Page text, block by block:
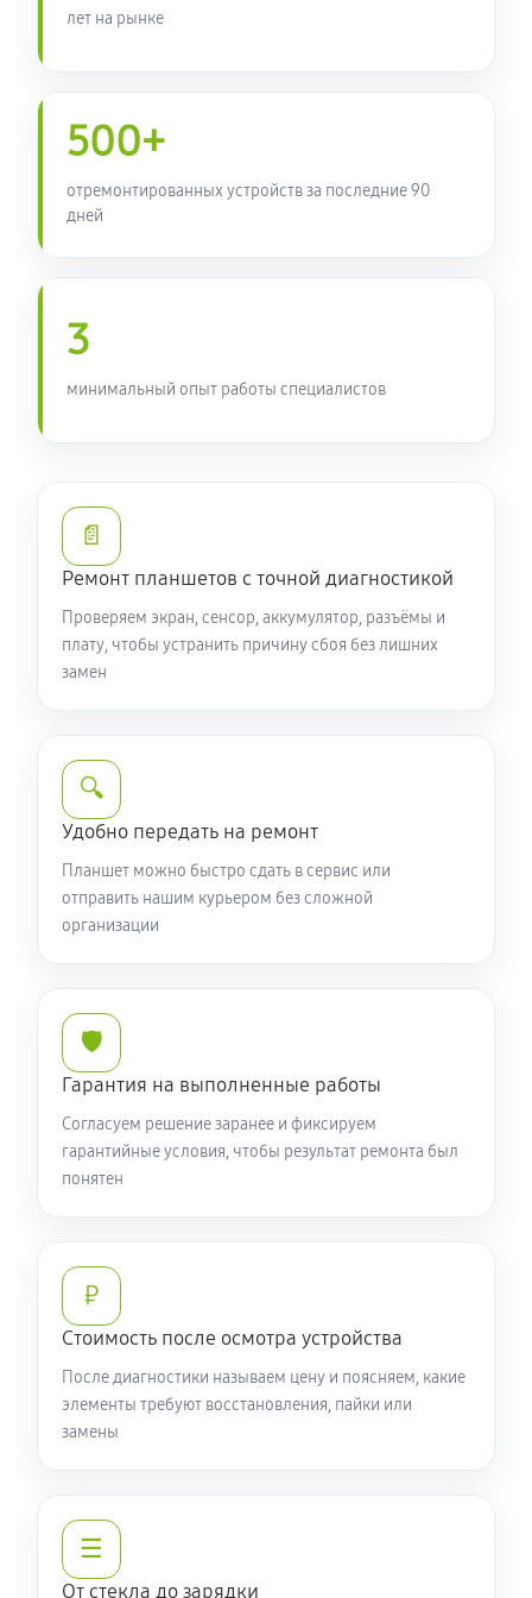
430 руб
лет на рынке
500+
отремонтированных устройств за последние 90
дней
3
минимальный опыт работы специалистов
📄
Ремонт планшетов с точной диагностикой
Проверяем экран, сенсор, аккумулятор, разъёмы и
плату, чтобы устранить причину сбоя без лишних
замен
🔍
Удобно передать на ремонт
Планшет можно быстро сдать в сервис или
отправить нашим курьером без сложной
организации
🛡️
Гарантия на выполненные работы
Согласуем решение заранее и фиксируем
гарантийные условия, чтобы результат ремонта был
понятен
₽
Стоимость после осмотра устройства
После диагностики называем цену и поясняем, какие
элементы требуют восстановления, пайки или
замены
☰
От стекла до зарядки